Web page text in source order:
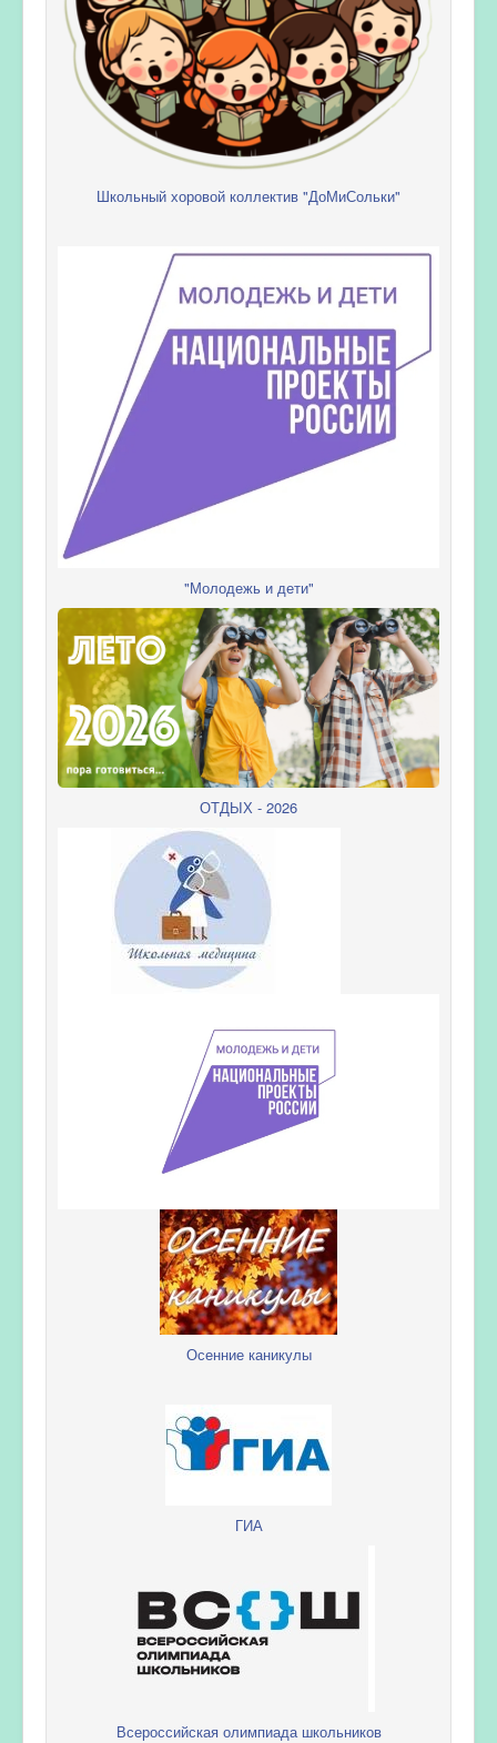
Школьный хоровой коллектив "ДоМиСольки"
"Молодежь и дети"
ОТДЫХ - 2026
Осенние каникулы
ГИА
Всероссийская олимпиада школьников